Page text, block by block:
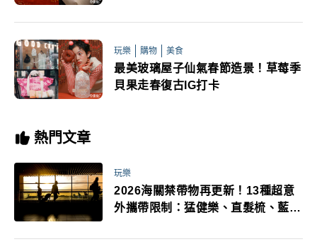
玩樂 購物 美食
最美玻璃屋子仙氣春節造景！草莓季
貝果走春復古IG打卡
熱門文章
玩樂
2026海關禁帶物再更新！13種超意
外攜帶限制：猛健樂、直髮梳、藍牙
萬！注意事項一次看！